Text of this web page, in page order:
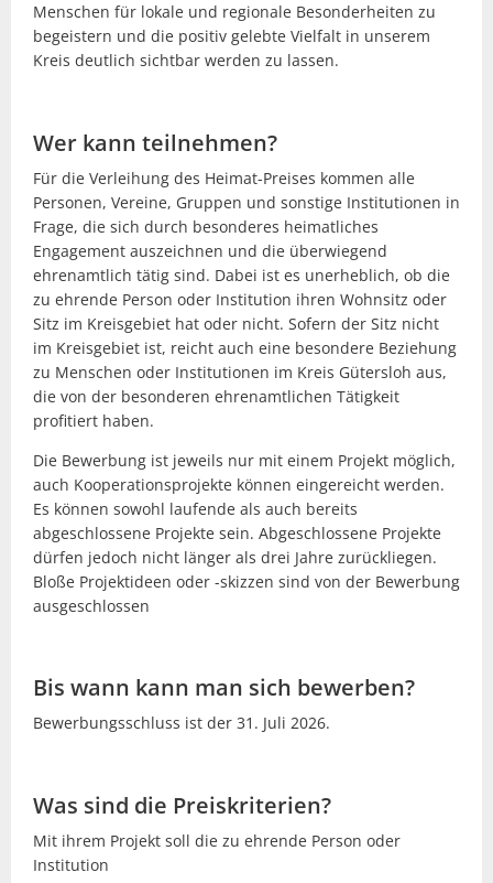
Menschen für lokale und regionale Besonderheiten zu
begeistern und die positiv gelebte Vielfalt in unserem
Kreis deutlich sichtbar werden zu lassen.
Wer kann teilnehmen?
Für die Verleihung des Heimat-Preises kommen alle
Personen, Vereine, Gruppen und sonstige Institutionen in
Frage, die sich durch besonderes heimatliches
Engagement auszeichnen und die überwiegend
ehrenamtlich tätig sind. Dabei ist es unerheblich, ob die
zu ehrende Person oder Institution ihren Wohnsitz oder
Sitz im Kreisgebiet hat oder nicht. Sofern der Sitz nicht
im Kreisgebiet ist, reicht auch eine besondere Beziehung
zu Menschen oder Institutionen im Kreis Gütersloh aus,
die von der besonderen ehrenamtlichen Tätigkeit
profitiert haben.
Die Bewerbung ist jeweils nur mit einem Projekt möglich,
auch Kooperationsprojekte können eingereicht werden.
Es können sowohl laufende als auch bereits
abgeschlossene Projekte sein. Abgeschlossene Projekte
dürfen jedoch nicht länger als drei Jahre zurückliegen.
Bloße Projektideen oder -skizzen sind von der Bewerbung
ausgeschlossen
Bis wann kann man sich bewerben?
Bewerbungsschluss ist der 31. Juli 2026.
Was sind die Preiskriterien?
Mit ihrem Projekt soll die zu ehrende Person oder
Institution